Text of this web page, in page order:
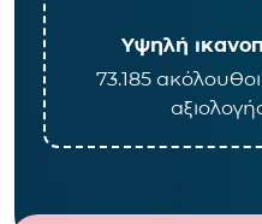
Υψηλή
73.185